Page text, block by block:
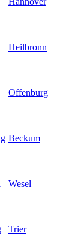
Heilbronn
Offenburg
Beckum
Wesel
Trier